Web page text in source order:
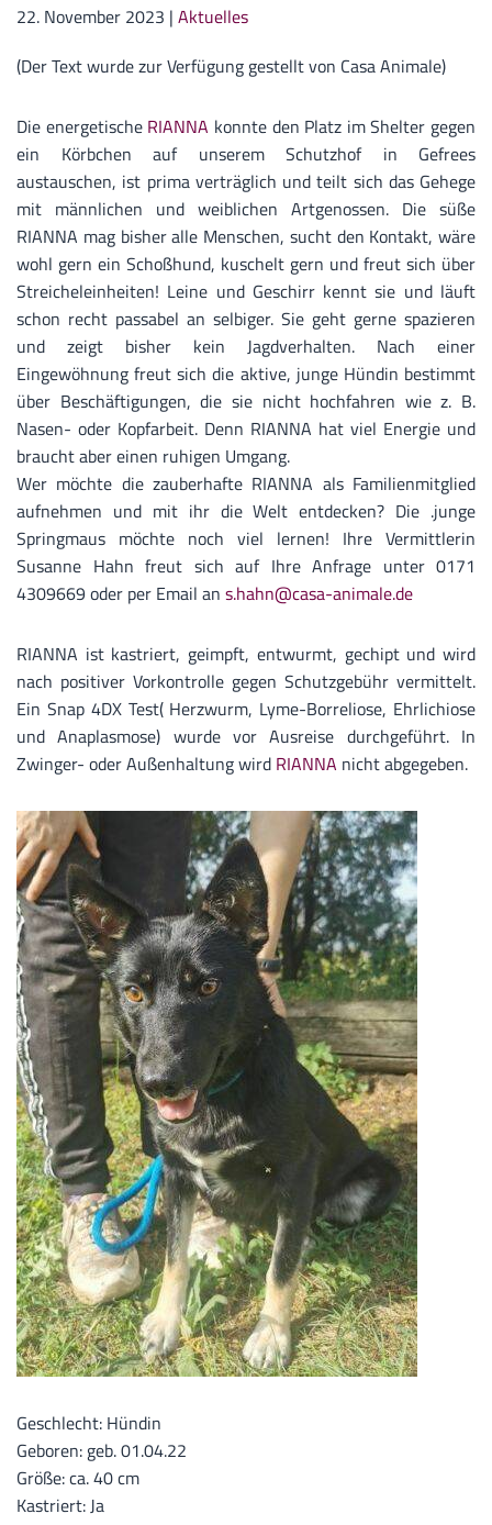
22. November 2023 | Aktuelles
(Der Text wurde zur Verfügung gestellt von Casa Animale)
Die energetische RIANNA konnte den Platz im Shelter gegen
ein Körbchen auf unserem Schutzhof in Gefrees
austauschen, ist prima verträglich und teilt sich das Gehege
mit männlichen und weiblichen Artgenossen. Die süße
RIANNA mag bisher alle Menschen, sucht den Kontakt, wäre
wohl gern ein Schoßhund, kuschelt gern und freut sich über
Streicheleinheiten! Leine und Geschirr kennt sie und läuft
schon recht passabel an selbiger. Sie geht gerne spazieren
und zeigt bisher kein Jagdverhalten. Nach einer
Eingewöhnung freut sich die aktive, junge Hündin bestimmt
über Beschäftigungen, die sie nicht hochfahren wie z. B.
Nasen- oder Kopfarbeit. Denn RIANNA hat viel Energie und
braucht aber einen ruhigen Umgang.
Wer möchte die zauberhafte RIANNA als Familienmitglied
aufnehmen und mit ihr die Welt entdecken? Die .junge
Springmaus möchte noch viel lernen! Ihre Vermittlerin
Susanne Hahn freut sich auf Ihre Anfrage unter 0171
4309669 oder per Email an s.hahn@casa-animale.de
RIANNA ist kastriert, geimpft, entwurmt, gechipt und wird
nach positiver Vorkontrolle gegen Schutzgebühr vermittelt.
Ein Snap 4DX Test( Herzwurm, Lyme-Borreliose, Ehrlichiose
und Anaplasmose) wurde vor Ausreise durchgeführt. In
Zwinger- oder Außenhaltung wird RIANNA nicht abgegeben.
Geschlecht: Hündin
Geboren: geb. 01.04.22
Größe: ca. 40 cm
Kastriert: Ja